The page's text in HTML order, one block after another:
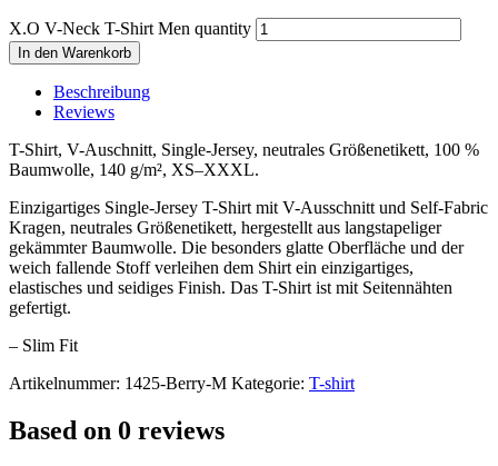
X.O V-Neck T-Shirt Men quantity
In den Warenkorb
Beschreibung
Reviews
T-Shirt, V-Auschnitt, Single-Jersey, neutrales Größenetikett, 100 %
Baumwolle, 140 g/m², XS–XXXL.
Einzigartiges Single-Jersey T-Shirt mit V-Ausschnitt und Self-Fabric
Kragen, neutrales Größenetikett, hergestellt aus langstapeliger
gekämmter Baumwolle. Die besonders glatte Oberfläche und der
weich fallende Stoff verleihen dem Shirt ein einzigartiges,
elastisches und seidiges Finish. Das T-Shirt ist mit Seitennähten
gefertigt.
– Slim Fit
Artikelnummer: 1425-Berry-M Kategorie: T-shirt
Based on 0 reviews